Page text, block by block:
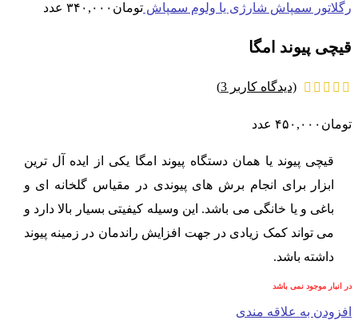
رگلاتور سمپاش شارژی یا ولوم سمپاش تومان ۳۴۰,۰۰۰ عدد
قیچی پیوند امگا
(دیدگاه کاربر 3
)
تومان ۴۵۰,۰۰۰ عدد
قیچی پیوند یا همان دستگاه پیوند امگا یکی از ایده آل ترین
ابزار برای انجام برش های پیوندی در مقیاس گلخانه ای و
باغی و یا خانگی می باشد. این وسیله کیفیتی بسیار بالا دارد و
می تواند کمک زیادی در جهت افزایش راندمان در زمینه پیوند
داشته باشد.
در انبار موجود نمی باشد
افزودن به علاقه مندی